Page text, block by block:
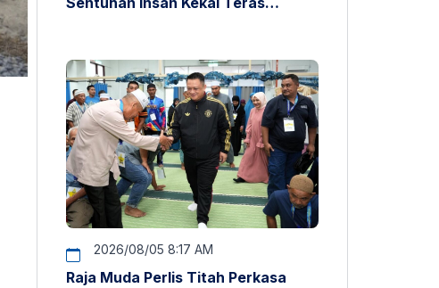
2026/08/05 8:17 AM
Raja Muda Perlis Titah Perkasa